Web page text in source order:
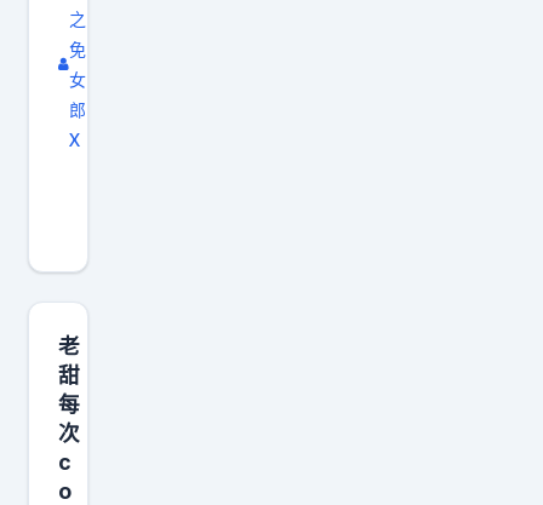
炮
的
运
行
原
川
就
说
了
一
向
上
，
别
让
了
生
活
的
浪
之
免
女
郎
X
e
c
i
e
r
u
老
甜
每
次
c
o